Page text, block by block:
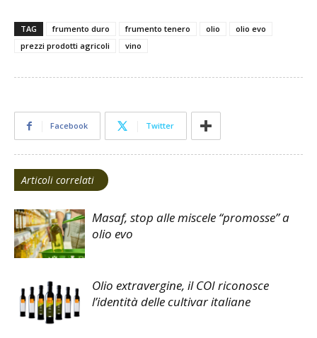
TAG frumento duro frumento tenero olio
olio evo
prezzi prodotti agricoli
vino
Facebook Twitter
Articoli correlati
Masaf, stop alle miscele “promosse” a
olio evo
Olio extravergine, il COI riconosce
l’identità delle cultivar italiane